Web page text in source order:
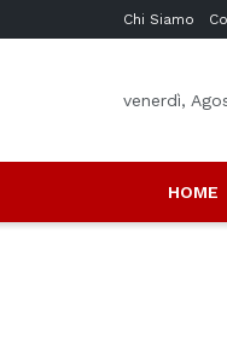
Chi Siamo
venerdì,
HOME